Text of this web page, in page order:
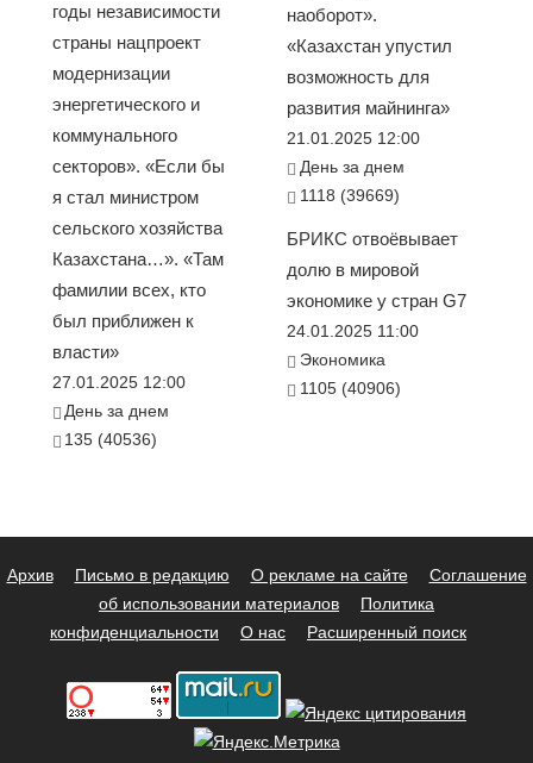
годы независимости
страны нацпроект
модернизации
энергетического и
коммунального
секторов». «Если бы
я стал министром
сельского хозяйства
Казахстана…». «Там
фамилии всех, кто
был приближен к
власти»
27.01.2025 12:00
День за днем
135 (40536)
наоборот».
«Казахстан упустил
возможность для
развития майнинга»
21.01.2025 12:00
День за днем
1118 (39669)
БРИКС отвоёвывает
долю в мировой
экономике у стран G7
24.01.2025 11:00
Экономика
1105 (40906)
Архив Письмо в редакцию О рекламе на сайте
Соглашение
об использовании материалов
Политика
конфиденциальности
О нас Расширенный поиск